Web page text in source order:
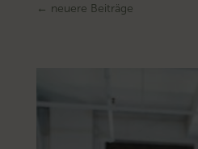
← neuere Beiträge